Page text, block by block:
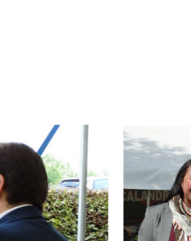
Branding
ARMCHAIR